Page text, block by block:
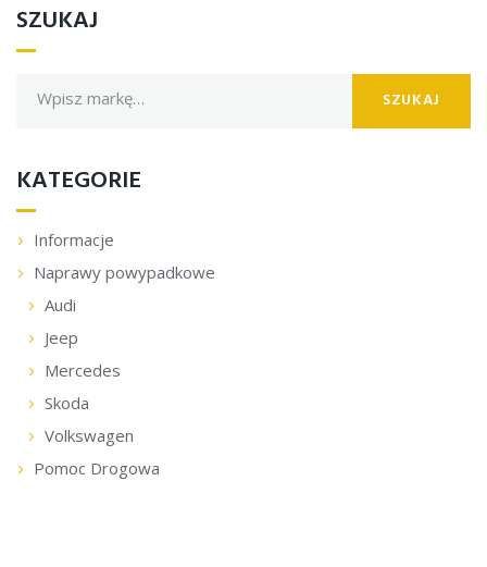
SZUKAJ
SZUKAJ
KATEGORIE
Informacje
Naprawy powypadkowe
Audi
Jeep
Mercedes
Skoda
Volkswagen
Pomoc Drogowa